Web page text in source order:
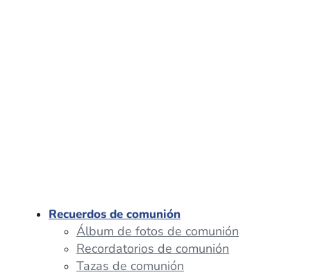
Recuerdos de comunión
Álbum de fotos de comunión
Recordatorios de comunión
Tazas de comunión